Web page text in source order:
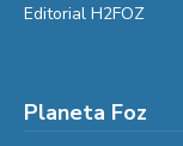
Editorial H2FOZ
Planeta Foz